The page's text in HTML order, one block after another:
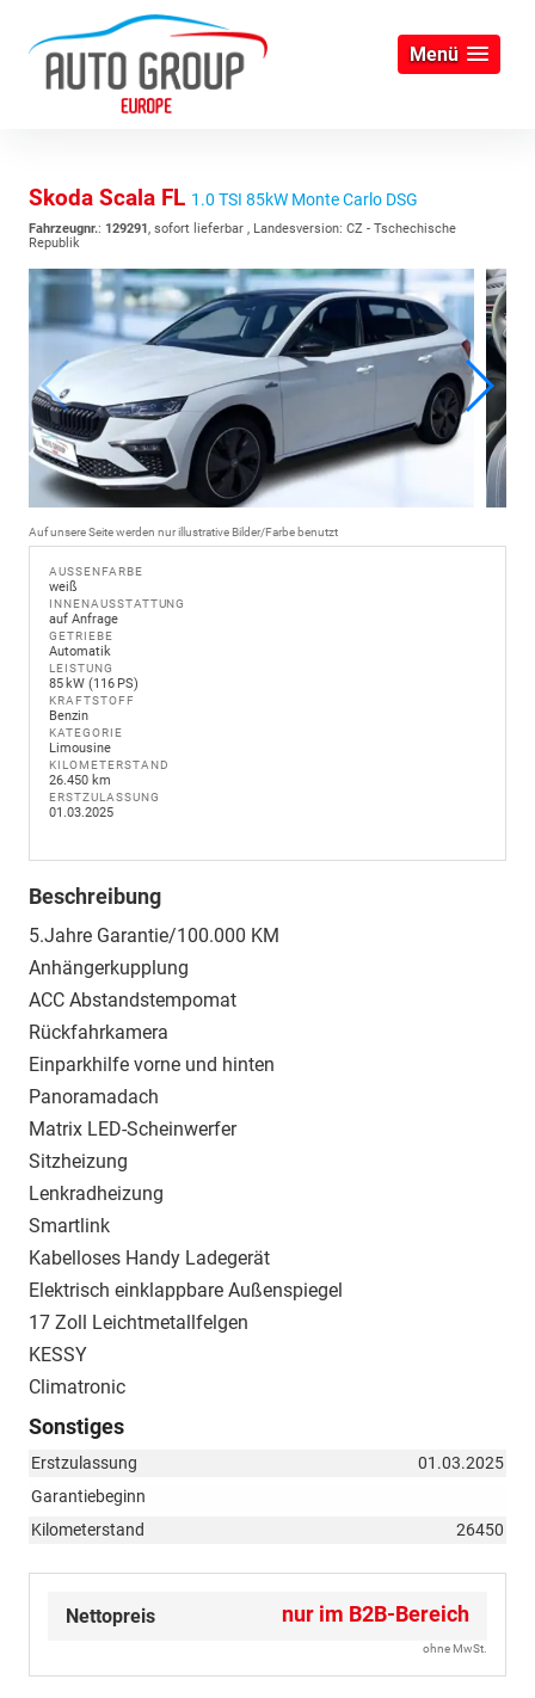
Menü
Skoda Scala FL 1.0 TSI 85kW Monte Carlo DSG
Fahrzeugnr.: 129291, sofort lieferbar , Landesversion: CZ - Tschechische
Republik
Auf unsere Seite werden nur illustrative Bilder/Farbe benutzt
AUSSENFARBE
weiß
INNENAUSSTATTUNG
auf Anfrage
GETRIEBE
Automatik
LEISTUNG
85 kW (116 PS)
KRAFTSTOFF
Benzin
KATEGORIE
Limousine
KILOMETERSTAND
26.450 km
ERSTZULASSUNG
01.03.2025
Beschreibung
5.Jahre Garantie/100.000 KM
Anhängerkupplung
ACC Abstandstempomat
Rückfahrkamera
Einparkhilfe vorne und hinten
Panoramadach
Matrix LED-Scheinwerfer
Sitzheizung
Lenkradheizung
Smartlink
Kabelloses Handy Ladegerät
Elektrisch einklappbare Außenspiegel
17 Zoll Leichtmetallfelgen
KESSY
Climatronic
Sonstiges
Erstzulassung
01.03.2025
Garantiebeginn
Kilometerstand
26450
Nettopreis nur im B2B-Bereich
ohne MwSt.